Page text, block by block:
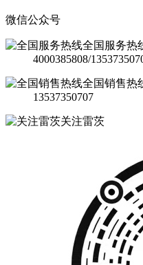
微信公众号
全国服务热
4000385808/
全国销售热
13537350707
关注雷茨